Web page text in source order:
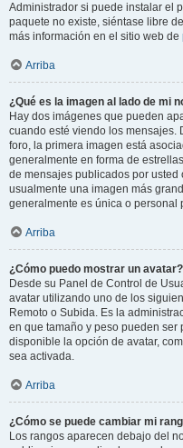
Administrador si puede instalar el
paquete no existe, siéntase libre
más información en el sitio web de
Arriba
¿Qué es la imagen al lado de mi
Hay dos imágenes que pueden
cuando esté viendo los mensajes.
foro, la primera imagen está
generalmente en forma de
de mensajes publicados por usted
usualmente una imagen más
generalmente es única o personal
Arriba
¿Cómo puedo mostrar un avatar?
Desde su Panel de Control de
avatar utilizando uno de los
Remoto o Subida. Es la
en que tamaño y peso pueden ser
disponible la opción de avatar,
sea activada.
Arriba
¿Cómo se puede cambiar mi
Los rangos aparecen debajo del